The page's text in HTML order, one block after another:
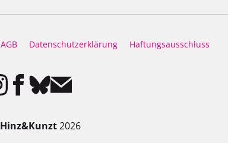
AGB Datenschutzerklärung Haftungsausschluss
Hinz&Kunzt2026